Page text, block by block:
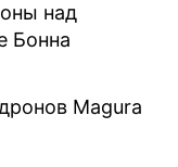
над
Бонна
Magura